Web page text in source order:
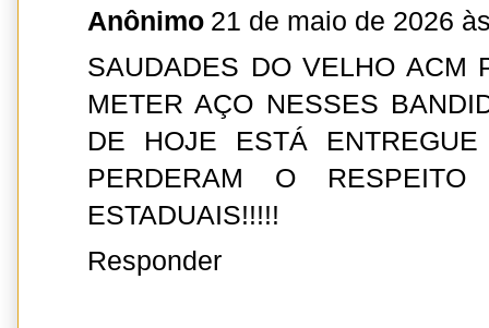
Anônimo 21 de maio de 2026
SAUDADES DO VELHO ACM
METER AÇO NESSES
DE HOJE ESTÁ
PERDERAM O RESPEITO
ESTADUAIS!!!!!
Responder